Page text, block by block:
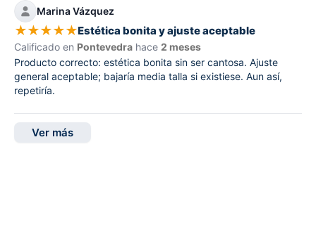
Marina Vázquez
★★★★★Estética bonita y ajuste aceptable
Calificado en Pontevedra hace 2 meses
Producto correcto: estética bonita sin ser cantosa. Ajuste
general aceptable; bajaría media talla si existiese. Aun así,
repetiría.
Ver más